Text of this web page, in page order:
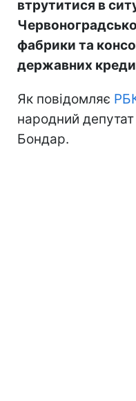
втрутитися в
фабрики та
державних
Як повідомляє
народний
Бондар.